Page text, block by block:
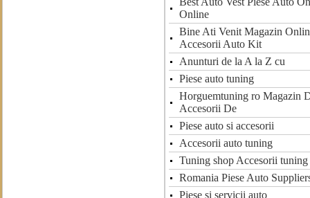
Online
Bine Ati Venit Magazin
Accesorii Auto Kit
Anunturi de la A la Z cu
Piese auto tuning
Horguemtuning ro Magazin
Accesorii De
Piese auto si accesorii
Accesorii auto tuning
Tuning shop Accesorii tuning
Romania Piese Auto
Piese si servicii auto